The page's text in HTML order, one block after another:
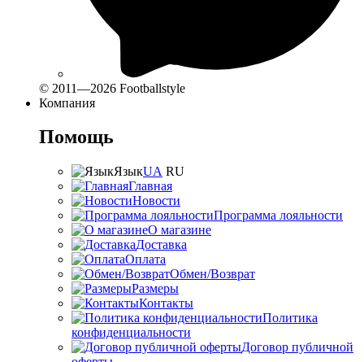
© 2011—2026 Footballstyle
Компания
Помощь
ЯзыкUA RU
Главная
Новости
Программа лояльности
О магазине
Доставка
Оплата
Обмен/Возврат
Размеры
Контакты
Политика
конфиденциальности
Договор публичной